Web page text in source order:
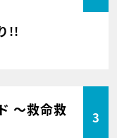
!!
～救命救
3